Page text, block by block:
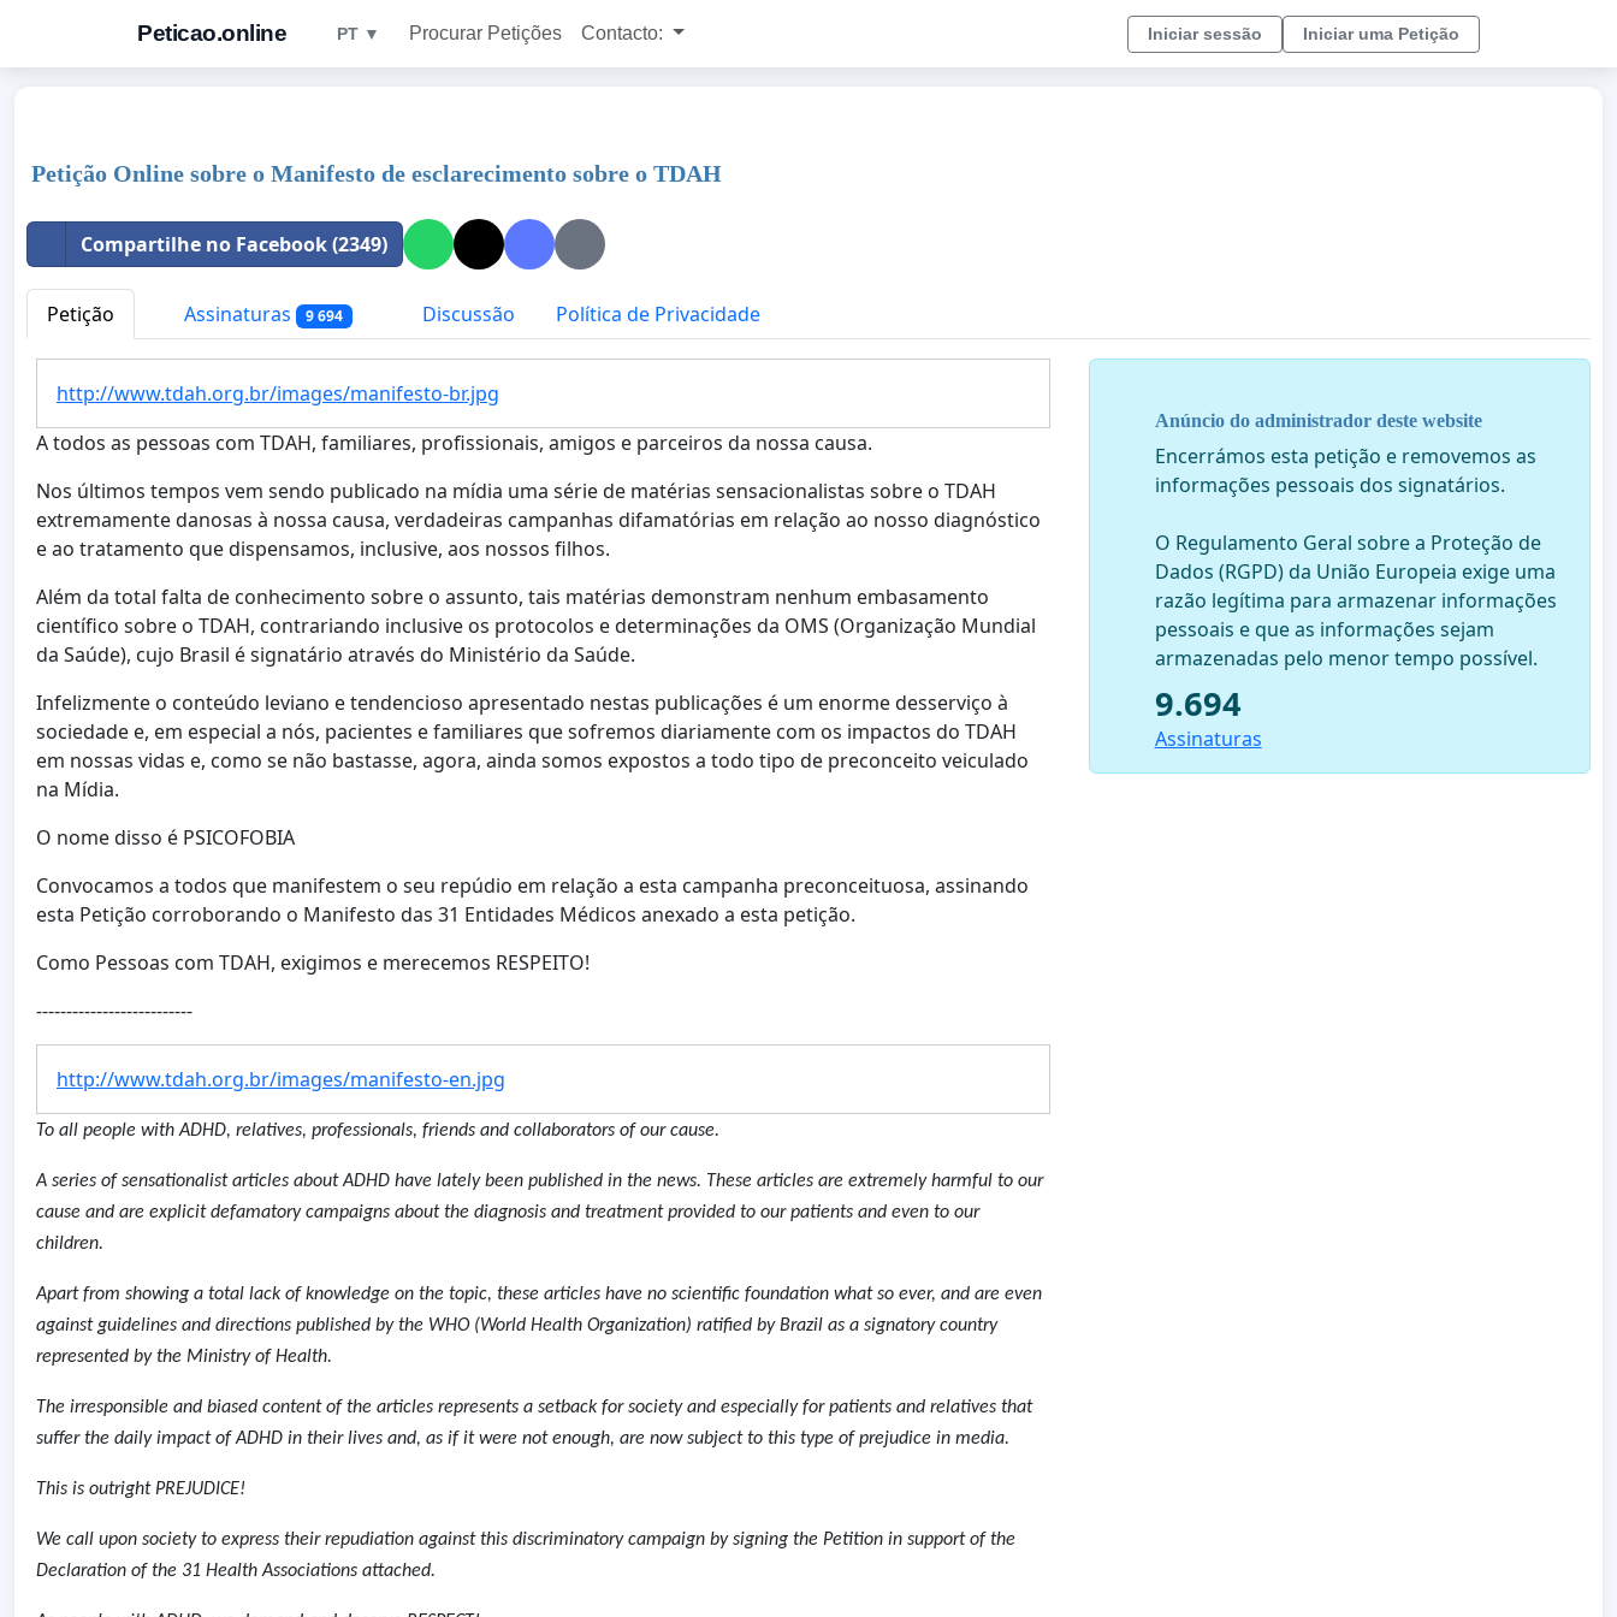
Peticao.online PT ▼ Procurar Petições Contacto: Iniciar sessão Iniciar uma Petição
Petição Online sobre o Manifesto de esclarecimento sobre o TDAH
Compartilhe no Facebook (2349)
Petição Assinaturas 9 694 Discussão Política de Privacidade
http://www.tdah.org.br/images/manifesto-br.jpg
A todos as pessoas com TDAH, familiares, profissionais, amigos e parceiros da nossa causa.
Nos últimos tempos vem sendo publicado na mídia uma série de matérias sensacionalistas sobre o TDAH
extremamente danosas à nossa causa, verdadeiras campanhas difamatórias em relação ao nosso diagnóstico
e ao tratamento que dispensamos, inclusive, aos nossos filhos.
Além da total falta de conhecimento sobre o assunto, tais matérias demonstram nenhum embasamento
científico sobre o TDAH, contrariando inclusive os protocolos e determinações da OMS (Organização Mundial
da Saúde), cujo Brasil é signatário através do Ministério da Saúde.
Infelizmente o conteúdo leviano e tendencioso apresentado nestas publicações é um enorme desserviço à
sociedade e, em especial a nós, pacientes e familiares que sofremos diariamente com os impactos do TDAH
em nossas vidas e, como se não bastasse, agora, ainda somos expostos a todo tipo de preconceito veiculado
na Mídia.
O nome disso é PSICOFOBIA
Convocamos a todos que manifestem o seu repúdio em relação a esta campanha preconceituosa, assinando
esta Petição corroborando o Manifesto das 31 Entidades Médicos anexado a esta petição.
Como Pessoas com TDAH, exigimos e merecemos RESPEITO!
--------------------------
http://www.tdah.org.br/images/manifesto-en.jpg
To all people with ADHD, relatives, professionals, friends and collaborators of our cause.
A series of sensationalist articles about ADHD have lately been published in the news. These articles are extremely harmful to our
cause and are explicit defamatory campaigns about the diagnosis and treatment provided to our patients and even to our
children.
Apart from showing a total lack of knowledge on the topic, these articles have no scientific foundation what so ever, and are even
against guidelines and directions published by the WHO (World Health Organization) ratified by Brazil as a signatory country
represented by the Ministry of Health.
The irresponsible and biased content of the articles represents a setback for society and especially for patients and relatives that
suffer the daily impact of ADHD in their lives and, as if it were not enough, are now subject to this type of prejudice in media.
This is outright PREJUDICE!
We call upon society to express their repudiation against this discriminatory campaign by signing the Petition in support of the
Declaration of the 31 Health Associations attached.
Anúncio do administrador deste website
Encerrámos esta petição e removemos as
informações pessoais dos signatários.
O Regulamento Geral sobre a Proteção de
Dados (RGPD) da União Europeia exige uma
razão legítima para armazenar informações
pessoais e que as informações sejam
armazenadas pelo menor tempo possível.
9.694
Assinaturas